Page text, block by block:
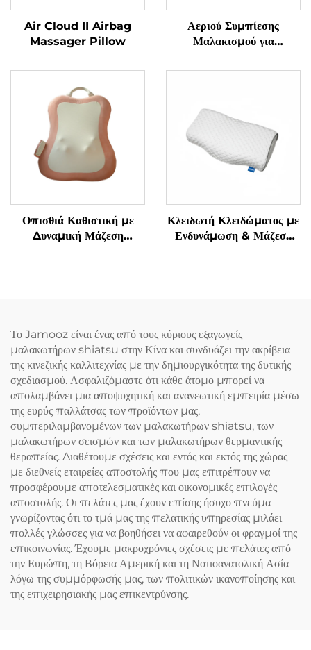
Air Cloud II Airbag
Massager Pillow
Αεριού Συμπίεσης
Μαλακισμού για
Τενοσυνοβίτιδας στα
Οπισθιά Καθιστική με
Δυναμική Μάζεση
Κλειδωτή Κλειδώματος με
Ενδυνάμωση & Μάζεση
Το Jamooz είναι ένας από τους κύριους εξαγωγείς
μαλακωτήρων shiatsu στην Κίνα και συνδυάζει την ακρίβεια
της κινεζικής καλλιτεχνίας με την δημιουργικότητα της δυτικής
σχεδιασμού. Ασφαλιζόμαστε ότι κάθε άτομο μπορεί να
απολαμβάνει μια αποψυχητική και ανανεωτική εμπειρία μέσω
της ευρύς παλλάτσας των προϊόντων μας,
συμπεριλαμβανομένων των μαλακωτήρων shiatsu, των
μαλακωτήρων σεισμών και των μαλακωτήρων θερμαντικής
θεραπείας. Διαθέτουμε σχέσεις και εντός και εκτός της χώρας
με διεθνείς εταιρείες αποστολής που μας επιτρέπουν να
προσφέρουμε αποτελεσματικές και οικονομικές επιλογές
αποστολής. Οι πελάτες μας έχουν επίσης ήσυχο πνεύμα
γνωρίζοντας ότι το τμά μας της πελατικής υπηρεσίας μιλάει
πολλές γλώσσες για να βοηθήσει να αφαιρεθούν οι φραγμοί της
επικοινωνίας. Έχουμε μακροχρόνιες σχέσεις με πελάτες από
την Ευρώπη, τη Βόρεια Αμερική και τη Νοτιοανατολική Ασία
λόγω της συμμόρφωσής μας, των πολιτικών ικανοποίησης και
της επιχειρησιακής μας επικεντρύνσης.